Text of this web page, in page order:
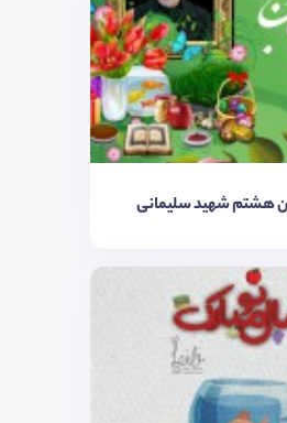
هشتم شهید سلیمانی